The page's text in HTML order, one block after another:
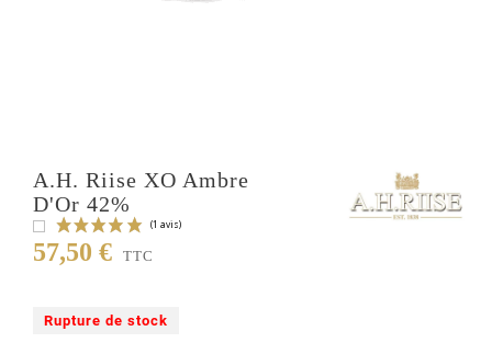
A.H. Riise XO Ambre
D'Or 42%
57,50 € TTC
Rupture de stock